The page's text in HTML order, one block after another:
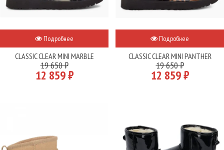
Подробнее
CLASSIC CLEAR MINI MARBLE
19 650 ₽
12 859 ₽
Подробнее
CLASSIC CLEAR MINI PANTHER
19 650 ₽
12 859 ₽